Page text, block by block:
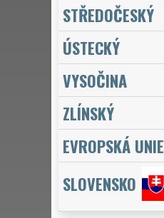
STŘEDOČESKÝ
ÚSTECKÝ
VYSOČINA
ZLÍNSKÝ
EVROPSKÁ UNIE
SLOVENSKO